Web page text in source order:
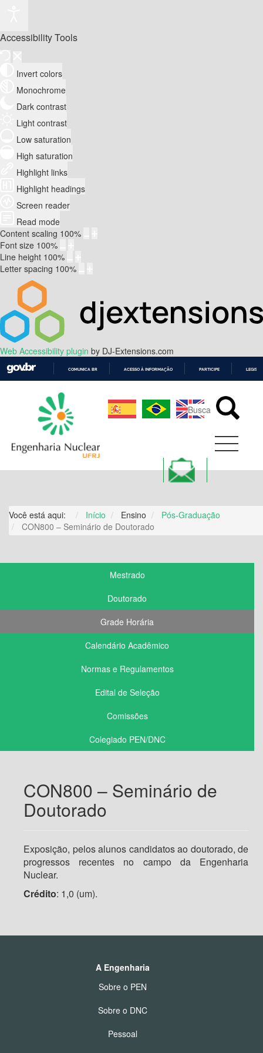
Accessibility Tools
Invert colors
Monochrome
Dark contrast
Light contrast
Low saturation
High saturation
Highlight links
Highlight headings
Screen reader
Read mode
Content scaling 100%
Font size 100%
Line height 100%
Letter spacing 100%
Web Accessibility plugin by DJ-Extensions.com
CONTEÚDO
COMUNICA BR ACESSO À INFORMAÇÃO PARTICIPE
Você está aqui: Início Ensino
Pós-Graduação
CON800 – Seminário de Doutorado
Mestrado
Doutorado
Grade Horária
Calendário Acadêmico
Normas e Regulamentos
Edital de Seleção
Comissões
Colegiado PEN/DNC
CON800 – Seminário de
Doutorado
Exposição, pelos alunos candidatos ao doutorado, de
progressos recentes no campo da Engenharia
Nuclear.
Crédito: 1,0 (um).
A Engenharia
Sobre o PEN
Sobre o DNC
Pessoal